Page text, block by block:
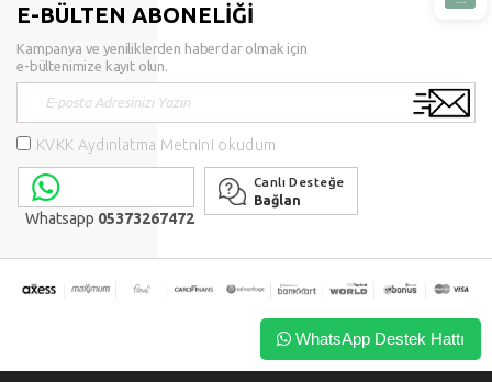
E-BÜLTEN ABONELİĞİ
Kampanya ve yeniliklerden haberdar olmak için
e-bültenimize kayıt olun.
KVKK Aydınlatma Metnini okudum
Whatsapp 05373267472
Canlı Desteğe
Bağlan
WhatsApp Destek Hattı